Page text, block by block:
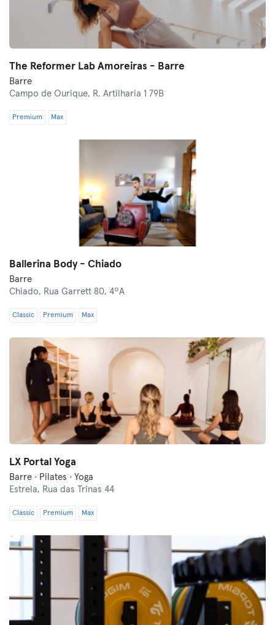
The Reformer Lab Amoreiras - Barre
Barre
Campo de Ourique, R. Artilharia 1 79B
Premium Max
Ballerina Body - Chiado
Barre
Chiado, Rua Garrett 80, 4ºA
Classic Premium Max
LX Portal Yoga
Barre · Pilates · Yoga
Estrela, Rua das Trinas 44
Classic Premium Max